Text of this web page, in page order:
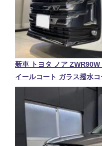
新車 トヨタ ノア
イールコート ガラス撥水